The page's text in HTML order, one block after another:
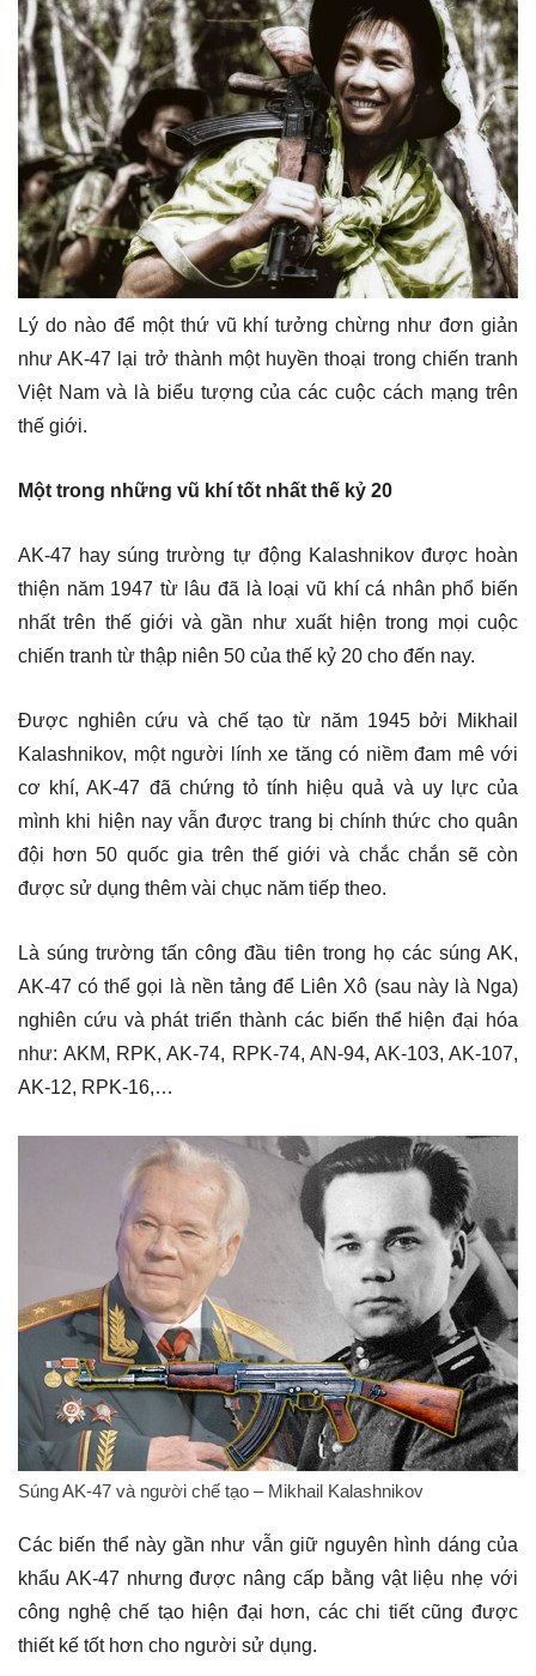
Lý do nào để một thứ vũ khí tưởng chừng như đơn giản
như AK-47 lại trở thành một huyền thoại trong chiến tranh
Việt Nam và là biểu tượng của các cuộc cách mạng trên
thế giới.
Một trong những vũ khí tốt nhất thế kỷ 20
AK-47 hay súng trường tự động Kalashnikov được hoàn
thiện năm 1947 từ lâu đã là loại vũ khí cá nhân phổ biến
nhất trên thế giới và gần như xuất hiện trong mọi cuộc
chiến tranh từ thập niên 50 của thế kỷ 20 cho đến nay.
Được nghiên cứu và chế tạo từ năm 1945 bởi Mikhail
Kalashnikov, một người lính xe tăng có niềm đam mê với
cơ khí, AK-47 đã chứng tỏ tính hiệu quả và uy lực của
mình khi hiện nay vẫn được trang bị chính thức cho quân
đội hơn 50 quốc gia trên thế giới và chắc chắn sẽ còn
được sử dụng thêm vài chục năm tiếp theo.
Là súng trường tấn công đầu tiên trong họ các súng AK,
AK-47 có thể gọi là nền tảng để Liên Xô (sau này là Nga)
nghiên cứu và phát triển thành các biến thể hiện đại hóa
như: АKM, RPK, AK-74, RPK-74, AN-94, AK-103, AK-107,
AK-12, RPK-16,…
Súng AK-47 và người chế tạo – Mikhail Kalashnikov
Các biến thể này gần như vẫn giữ nguyên hình dáng của
khẩu AK-47 nhưng được nâng cấp bằng vật liệu nhẹ với
công nghệ chế tạo hiện đại hơn, các chi tiết cũng được
thiết kế tốt hơn cho người sử dụng.